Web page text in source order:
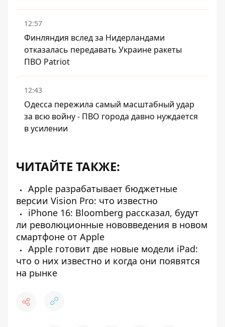
12:57
Финляндия вслед за Нидерландами
отказалась передавать Украине ракеты
ПВО Patriot
12:43
Одесса пережила самый масштабный удар
за всю войну - ПВО города давно нуждается
в усилении
ЧИТАЙТЕ ТАКЖЕ:
Apple разрабатывает бюджетные
версии Vision Pro: что известно
iPhone 16: Bloomberg рассказал, будут
ли революционные нововведения в новом
смартфоне от Apple
Apple готовит две новые модели iPad:
что о них известно и когда они появятся
на рынке